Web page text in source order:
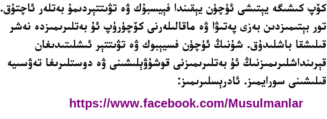
كۆپ كىشىگە يېتىشى ئۈچۈن يېقىندا فېيسبۇك ۋە تۋىتتېردىمۇ بەتلەر ئاچتۇق.
تور بېتىمىزدىن بەزى پەتىۋا ۋە ماقالىلەرنى كۆچۈرۈپ ئۇ بەتلىرىمىزدە نەشر
قىلىشقا باشلىدۇق. شۇنىڭ ئۈچۈن فسيېبوك ۋە تۋىتتېر ئىشلىتىدىغان
قېرىنداشلىرىمىزنىڭ ئۇ بەتلىرىمىزنى قوشۇۋېلىشىنى ۋە دوستلىرىغا تەۋسىيە
قىلىشىنى سورايمىز. ئادرېسلىرىمىز:
https://www.facebook.com/Musulmanlar